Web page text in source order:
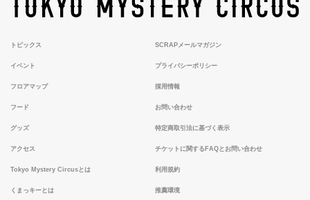
トピックス
イベント
フロアマップ
フード
グッズ
アクセス
Tokyo Mystery Circusとは
くまっキーとは
SCRAPメールマガジン
プライバシーポリシー
採用情報
お問い合わせ
特定商取引法に基づく表示
チケットに関するFAQとお問い合わせ
利用規約
推薦環境